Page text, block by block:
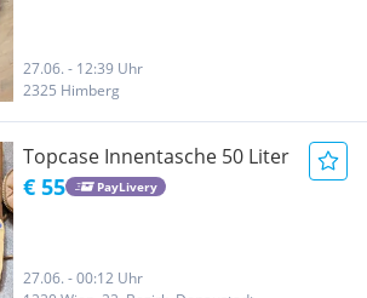
27.06. - 12:39 Uhr
2325 Himberg
Topcase Innentasche 50 Liter
€ 55 PayLivery
27.06. - 00:12 Uhr